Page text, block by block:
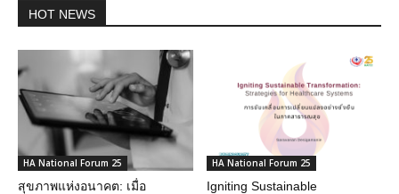
HOT NEWS
HA National Forum 25
สุขภาพแห่งอนาคต: เมื่อ
HA National Forum 25
Igniting Sustainable